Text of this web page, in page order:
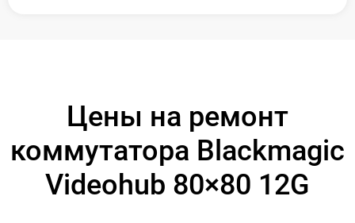
Цены на ремонт
коммутатора Blackmagic
Videohub 80×80 12G